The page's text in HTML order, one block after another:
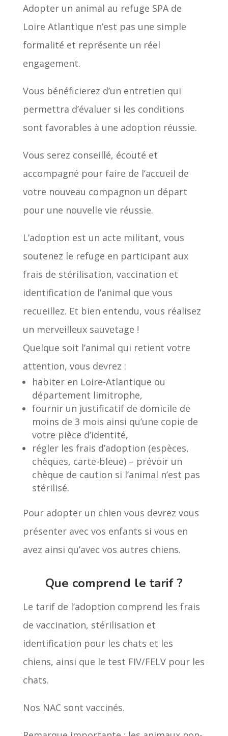
Adopter un animal au refuge SPA de
Loire Atlantique n’est pas une simple
formalité et représente un réel
engagement.
Vous bénéficierez d’un entretien qui
permettra d’évaluer si les conditions
sont favorables à une adoption réussie.
Vous serez conseillé, écouté et
accompagné pour faire de l’accueil de
votre nouveau compagnon un départ
pour une nouvelle vie réussie.
L’adoption est un acte militant, vous
soutenez le refuge en participant aux
frais de stérilisation, vaccination et
identification de l’animal que vous
recueillez. Et bien entendu, vous réalisez
un merveilleux sauvetage !
Quelque soit l’animal qui retient votre
attention, vous devrez :
habiter en Loire-Atlantique ou
département limitrophe,
fournir un justificatif de domicile de
moins de 3 mois ainsi qu’une copie de
votre pièce d’identité,
régler les frais d’adoption (espèces,
chèques, carte-bleue) – prévoir un
chèque de caution si l’animal n’est pas
stérilisé.
Pour adopter un chien vous devrez vous
présenter avec vos enfants si vous en
avez ainsi qu’avec vos autres chiens.
Que comprend le tarif ?
Le tarif de l’adoption comprend les frais
de vaccination, stérilisation et
identification pour les chats et les
chiens, ainsi que le test FIV/FELV pour les
chats.
Nos NAC sont vaccinés.